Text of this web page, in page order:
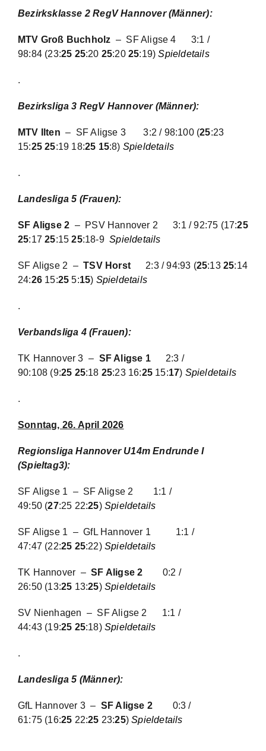
Bezirksklasse 2 RegV Hannover (Männer):
MTV Groß Buchholz – SF Aligse 4 3:1 /
98:84 (23:25 25:20 25:2025:19) Spieldetails
.
Bezirksliga 3 RegV Hannover (Männer):
MTV Ilten – SF Aligse 33:2 / 98:100 (25:23
15:25 25:19 18:25 15:8) Spieldetails
.
Landesliga 5 (Frauen):
SF Aligse 2 – PSV Hannover 2 3:1 / 92:75 (17:25
25:1725:1525:18-9Spieldetails
SF Aligse 2 –TSV Horst 2:3 / 94:93 (25:1325:14
24:26 15:25 5:15) Spieldetails
.
Verbandsliga 4 (Frauen):
TK Hannover 3 – SF Aligse 1
2:3 /
90:108 (9:25 25:18 25:23 16:25 15:17) Spieldetails
.
Sonntag, 26. April 2026
Regionsliga Hannover U14m Endrunde I
(Spieltag3):
SF Aligse 1 – SF Aligse 2 1:1 /
49:50 (27:25 22:25) Spieldetails
SF Aligse 1 – GfL Hannover 1 1:1 /
47:47 (22:25 25:22) Spieldetails
TK Hannover –SF Aligse 2
0:2 /
26:50 (13:25 13:25) Spieldetails
SV Nienhagen – SF Aligse 2 1:1 /
44:43 (19:25 25:18) Spieldetails
.
Landesliga 5 (Männer):
GfL Hannover 3 – SF Aligse 2
0:3 /
61:75 (16:25 22:25 23:25) Spieldetails